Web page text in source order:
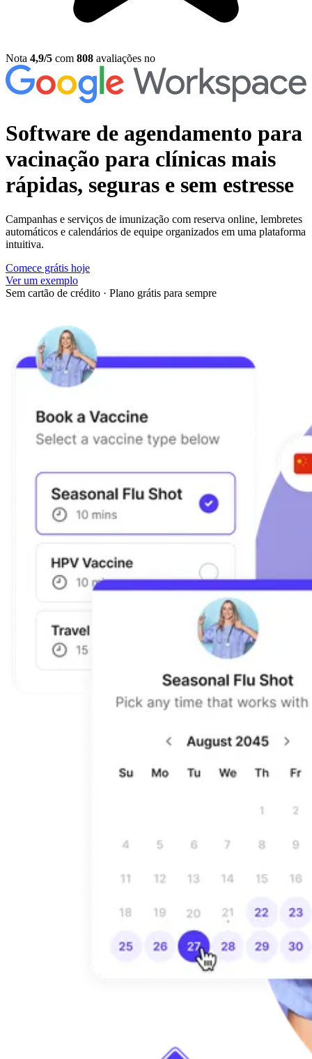
Nota 4,9/5 com 808 avaliações no
Software de agendamento para
vacinação para clínicas mais
rápidas, seguras e sem estresse
Campanhas e serviços de imunização com reserva online, lembretes
automáticos e calendários de equipe organizados em uma plataforma
intuitiva.
Comece grátis hoje
Ver um exemplo
Sem cartão de crédito · Plano grátis para sempre